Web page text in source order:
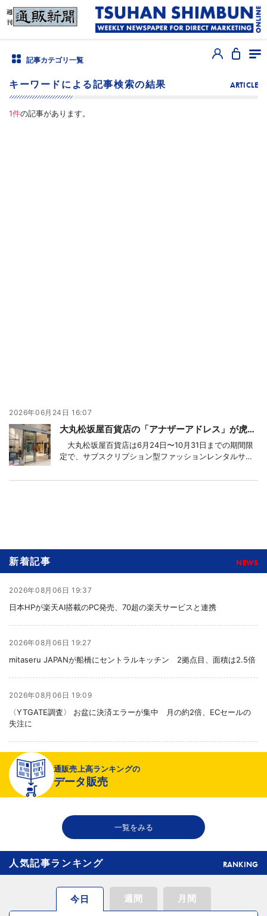
記事カテゴリ一覧
キーワードによる記事検索の結果 ARTICLE
1件の記事があります。
2026年06月24日 16:07
大丸松坂屋百貨店の「アナザーアドレス」が虎ノ門ヒルズに期間限定店、時短と印象管理で顧客開拓
大丸松坂屋百貨店は6月24日〜10月31日までの期間限
定で、サブスクリプション型ファッションレンタルサー
ルズグラスロックの地下1階ギャラリーに出店している。
新着記事 NEWS
2026年08月06日 19:37
日本HPが楽天AI搭載のPC発売、70超の楽天サービスと連携
2026年08月06日 19:27
mitaseru JAPANが船橋にセントラルキッチン 2拠点目、面積は2.5倍
2026年08月06日 19:09
〈YTGATE調査〉 お盆に決済エラーが集中 月の約2倍、ECセールの
失注に
2026年08月06日 19:01
〈注目企業のEC戦略〉 イズミセが豊富な品揃えで差別化、酒類ECでモ
ール軸に50店展開
2026年08月06日 18:50
THE RICHが149の温浴施設で広告、都内29店舗で製品導入
通販売上高ランキングの
データ販売
一覧をみる
人気記事ランキング RANKING
今日 週間 月間